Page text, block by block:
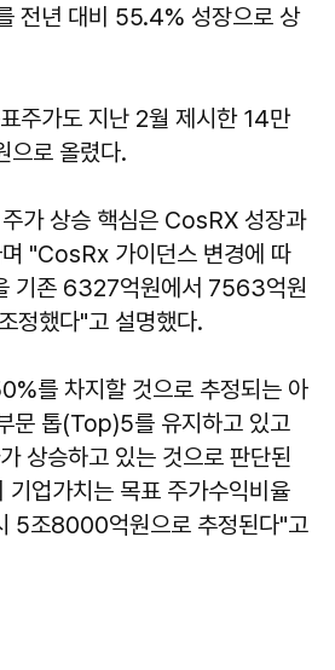
전년 대비 55.4% 성장으로 상
주가도 지난 2월 제시한 14만
로 올렸다.
가 상승 핵심은 CosRX 성장과
"CosRx 가이던스 변경에 따
기존 6327억원에서 7563억원
정했다"고 설명했다.
를 차지할 것으로 추정되는 아
문 톱(Top)5를 유지하고 있고
상승하고 있는 것으로 판단된
기업가치는 목표 주가수익비율
5조8000억원으로 추정된다"고